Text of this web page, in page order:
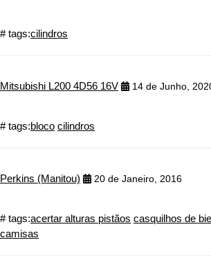
# tags:cilindros
Mitsubishi L200 4D56 16V 14 de Junho,
# tags:bloco cilindros
Perkins (Manitou) 20 de Janeiro, 2016
# tags:acertar alturas pistãos casquilhos de
camisas